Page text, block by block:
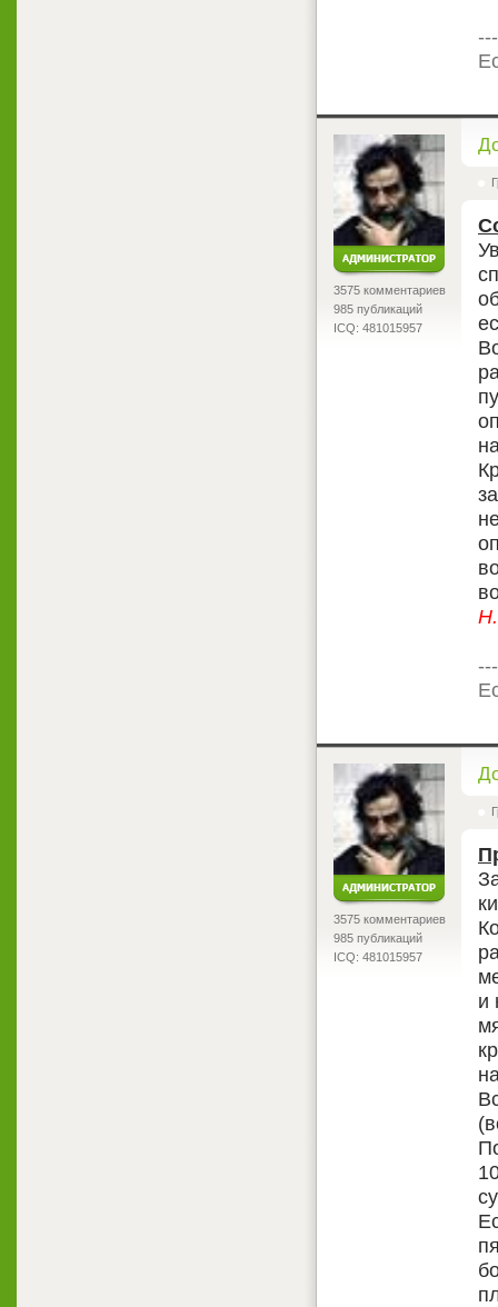
3575 комментариев
985 публикаций
ICQ: 481015957
3575 комментариев
985 публикаций
ICQ: 481015957
и